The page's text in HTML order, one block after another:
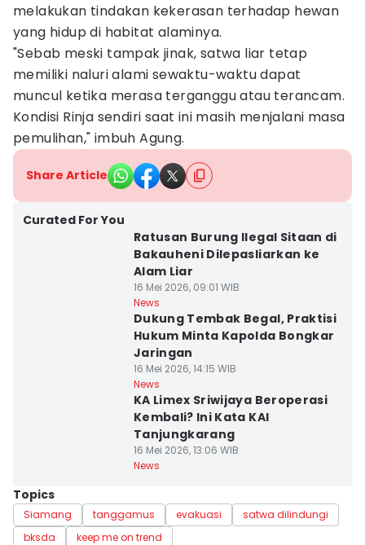
melakukan tindakan kekerasan terhadap hewan
yang hidup di habitat alaminya.
"Sebab meski tampak jinak, satwa liar tetap
memiliki naluri alami sewaktu-waktu dapat
muncul ketika merasa terganggu atau terancam.
Kondisi Rinja sendiri saat ini masih menjalani masa
pemulihan," imbuh Agung.
Share Article
Curated For You
Ratusan Burung Ilegal Sitaan di
Bakauheni Dilepasliarkan ke
Alam Liar
16 Mei 2026, 09:01 WIB
News
Dukung Tembak Begal, Praktisi
Hukum Minta Kapolda Bongkar
Jaringan
16 Mei 2026, 14:15 WIB
News
KA Limex Sriwijaya Beroperasi
Kembali? Ini Kata KAI
Tanjungkarang
16 Mei 2026, 13:06 WIB
News
Topics
Siamang tanggamus evakuasi
satwa dilindungi
bksda
keep me on trend